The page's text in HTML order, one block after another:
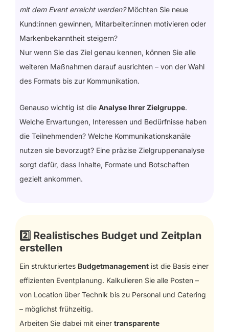
mit dem Event erreicht werden?Möchten Sie neue
Kund:innen gewinnen, Mitarbeiter:innen motivieren oder
Markenbekanntheit steigern?
Nur wenn Sie das Ziel genau kennen, können Sie alle
weiteren Maßnahmen darauf ausrichten – von der Wahl
des Formats bis zur Kommunikation.
Genauso wichtig ist die Analyse Ihrer Zielgruppe.
Welche Erwartungen, Interessen und Bedürfnisse haben
die Teilnehmenden? Welche Kommunikationskanäle
nutzen sie bevorzugt? Eine präzise Zielgruppenanalyse
sorgt dafür, dass Inhalte, Formate und Botschaften
gezielt ankommen.
2️⃣ Realistisches Budget und Zeitplan
erstellen
Ein strukturiertes Budgetmanagement ist die Basis einer
effizienten Eventplanung. Kalkulieren Sie alle Posten –
von Location über Technik bis zu Personal und Catering
– möglichst frühzeitig.
Arbeiten Sie dabei mit einer transparente